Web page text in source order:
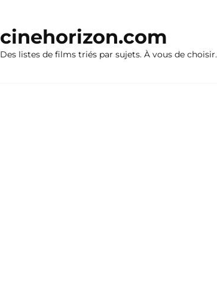
cinehorizon.com
Des listes de films triés par sujets. À vous de choisir.